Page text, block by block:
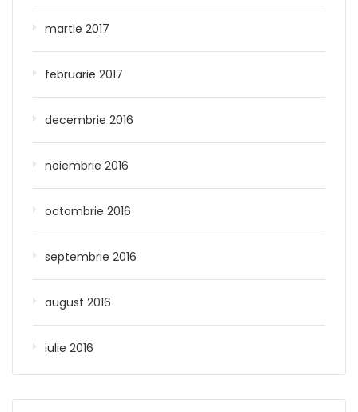
martie 2017
februarie 2017
decembrie 2016
noiembrie 2016
octombrie 2016
septembrie 2016
august 2016
iulie 2016